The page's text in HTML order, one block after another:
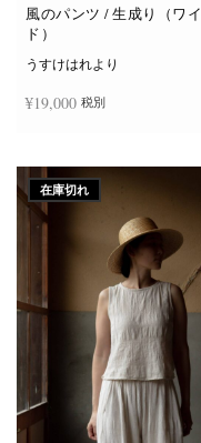
オ
ジ
選
択
で
き
ま
す
風のパンツ / 生成り（ワイ
ド）
うすけはれより
¥19,000 税別
在庫切れ